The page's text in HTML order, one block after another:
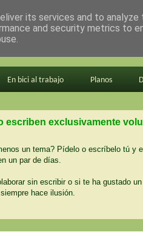
En bici al trabajo Planos
escriben exclusivamente
un tema? Pídelo o escríbelo tú y
un par de días.
sin escribir o si te ha gustado
hace ilusión.
its services and to analyze
and security metrics to